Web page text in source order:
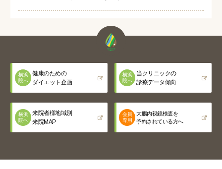
横浜
院へ
健康のための
ダイエット企画
横浜
院へ
当クリニックの
診療データ傾向
横浜
院へ
来院者様地域別
来院MAP
会員
専用
大腸内視鏡検査を
予約されている方へ